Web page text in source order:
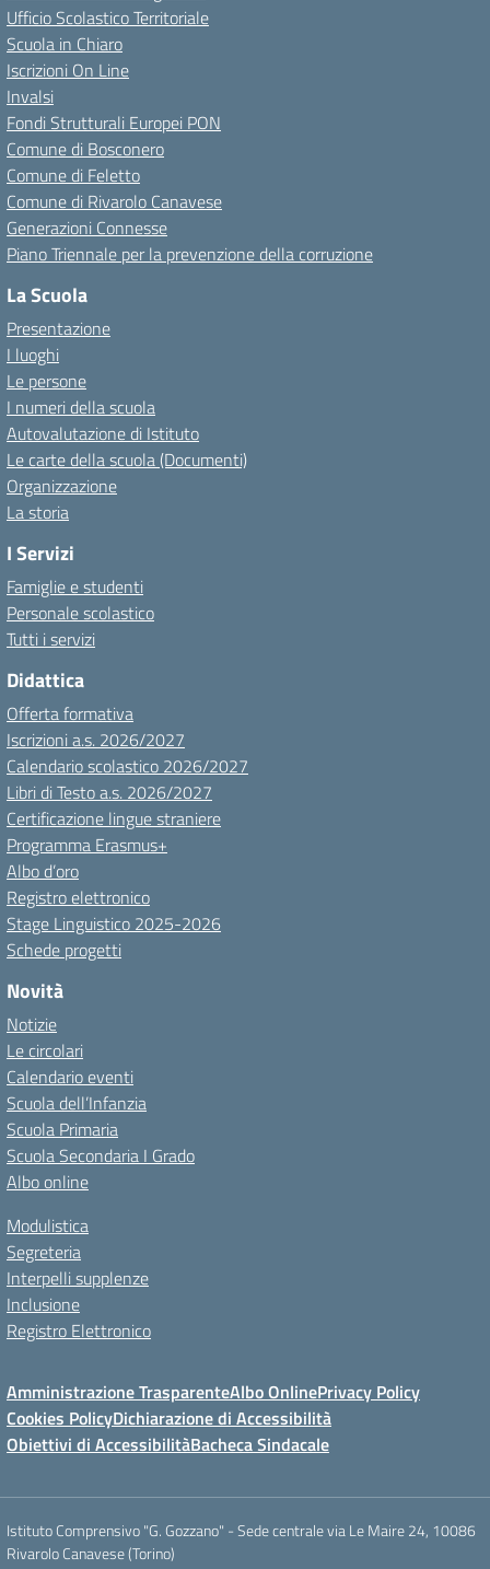
Ufficio Scolastico Territoriale
Scuola in Chiaro
Iscrizioni On Line
Invalsi
Fondi Strutturali Europei PON
Comune di Bosconero
Comune di Feletto
Comune di Rivarolo Canavese
Generazioni Connesse
Piano Triennale per la prevenzione della corruzione
La Scuola
Presentazione
I luoghi
Le persone
I numeri della scuola
Autovalutazione di Istituto
Le carte della scuola (Documenti)
Organizzazione
La storia
I Servizi
Famiglie e studenti
Personale scolastico
Tutti i servizi
Didattica
Offerta formativa
Iscrizioni a.s. 2026/2027
Calendario scolastico 2026/2027
Libri di Testo a.s. 2026/2027
Certificazione lingue straniere
Programma Erasmus+
Albo d’oro
Registro elettronico
Stage Linguistico 2025-2026
Schede progetti
Novità
Notizie
Le circolari
Calendario eventi
Scuola dell’Infanzia
Scuola Primaria
Scuola Secondaria I Grado
Albo online
Modulistica
Segreteria
Interpelli supplenze
Inclusione
Registro Elettronico
Amministrazione TrasparenteAlbo OnlinePrivacy Policy
Cookies PolicyDichiarazione di Accessibilità
Obiettivi di AccessibilitàBacheca Sindacale
Istituto Comprensivo "G. Gozzano" - Sede centrale via Le Maire 24, 10086
Rivarolo Canavese (Torino)